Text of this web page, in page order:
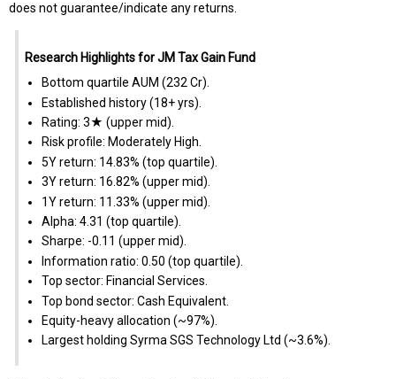
does not guarantee/indicate any returns.
Research Highlights for JM Tax Gain Fund
Bottom quartile AUM (₹232 Cr).
Established history (18+ yrs).
Rating: 3★ (upper mid).
Risk profile: Moderately High.
5Y return: 14.83% (top quartile).
3Y return: 16.82% (upper mid).
1Y return: 11.33% (upper mid).
Alpha: 4.31 (top quartile).
Sharpe: -0.11 (upper mid).
Information ratio: 0.50 (top quartile).
Top sector: Financial Services.
Top bond sector: Cash Equivalent.
Equity-heavy allocation (~97%).
Largest holding Syrma SGS Technology Ltd (~3.6%).